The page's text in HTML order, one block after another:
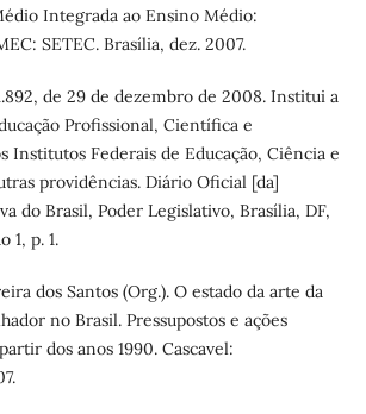
Integrada ao Ensino Médio:
SETEC. Brasília, dez. 2007.
de 29 de dezembro de 2008. Institui a
Profissional, Científica e
Institutos Federais de Educação, Ciência e
providências. Diário Oficial [da]
do Brasil, Poder Legislativo, Brasília, DF,
1, p. 1.
dos Santos (Org.). O estado da arte da
no Brasil. Pressupostos e ações
dos anos 1990. Cascavel: